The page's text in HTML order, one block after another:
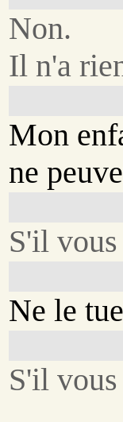
Non.
Il n'a
Mon
ne
S'il
Ne le
S'il